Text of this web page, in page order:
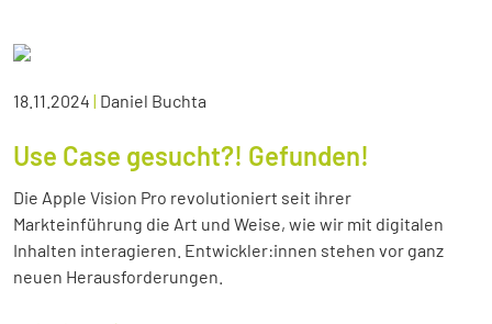
18.11.2024 | Daniel Buchta
Use Case gesucht?! Gefunden!
Die Apple Vision Pro revolutioniert seit ihrer
Markteinführung die Art und Weise, wie wir mit digitalen
Inhalten interagieren. Entwickler:innen stehen vor ganz
neuen Herausforderungen.